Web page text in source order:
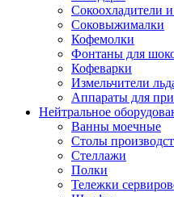
Сокоохладители
Соковыжималки
Кофемолки
Фонтаны для
Кофеварки
Измельчители
Аппараты для
Нейтральное
Ванны моечные
Столы
Стеллажи
Полки
Тележки